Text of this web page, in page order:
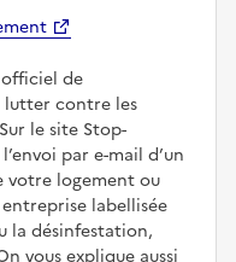
officiel de
contre les
le site Stop-
par e-mail d’un
votre logement ou
labellisée
la désinfestation,
vous explique aussi